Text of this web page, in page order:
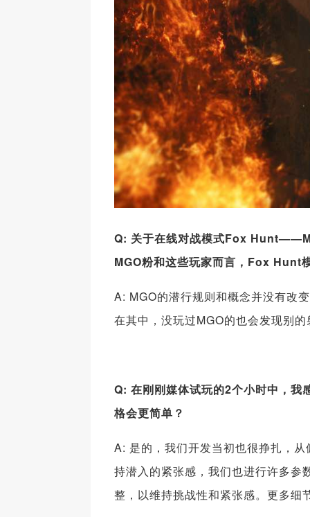
Q: 关于在线对战模式Fox
MGO粉和这些玩家而言，Fox Hunt
A: MGO的潜行规则和概念并没有改
在其中，没玩过MGO的也会发现别
Q: 在刚刚媒体试玩的2个小时中，我
格会更简单？
A: 是的，我们开发当初也很挣扎，
持潜入的紧张感，我们也进行许多参
整，以维持挑战性和紧张感。更多细